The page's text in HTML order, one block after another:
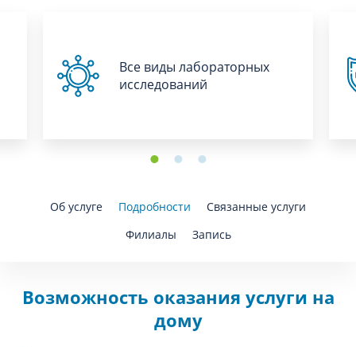
Все виды лабораторных
исследований
Об услуге Подробности
Связанные услуги
Филиалы
Запись
Возможность оказания услуги на
дому